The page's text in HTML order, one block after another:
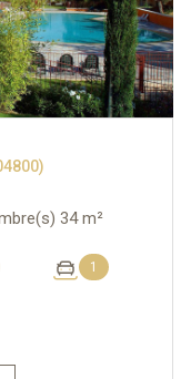
Appartement 2 pièce(s) 1 chambre(s) 34 m²
1